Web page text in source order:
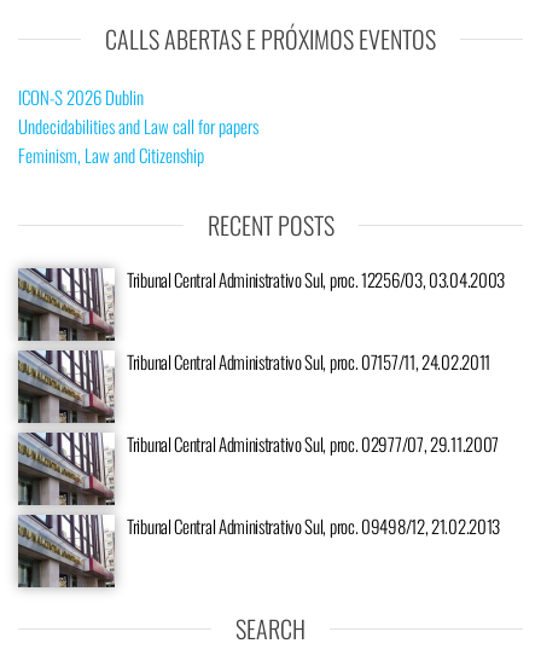
CALLS ABERTAS E PRÓXIMOS EVENTOS
ICON-S 2026 Dublin
Undecidabilities and Law call for papers
Feminism, Law and Citizenship
RECENT POSTS
Tribunal Central Administrativo Sul, proc. 12256/03, 03.04.2003
Tribunal Central Administrativo Sul, proc. 07157/11, 24.02.2011
Tribunal Central Administrativo Sul, proc. 02977/07, 29.11.2007
Tribunal Central Administrativo Sul, proc. 09498/12, 21.02.2013
SEARCH